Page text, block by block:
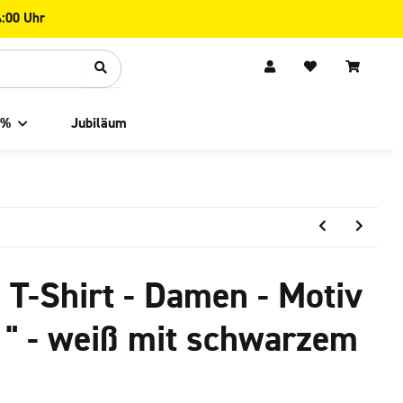
Uhr
Jubiläum
Shirt - Damen - Motiv
- weiß mit schwarzem